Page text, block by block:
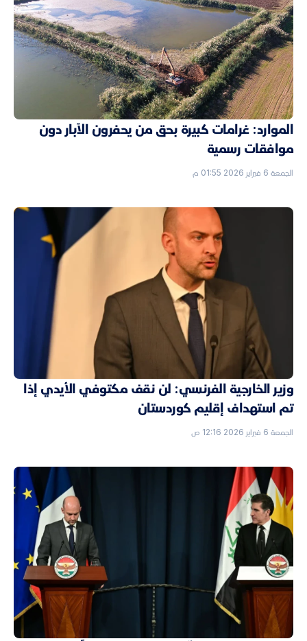
الموارد: غرامات كبيرة بحق من يحفرون الآبار دون
موافقات رسمية
الجمعة 6 فبراير 2026 01:55 م
وزير الخارجية الفرنسي: لن نقف مكتوفي الأيدي إذا
تم استهداف إقليم كوردستان
الجمعة 6 فبراير 2026 12:16 ص